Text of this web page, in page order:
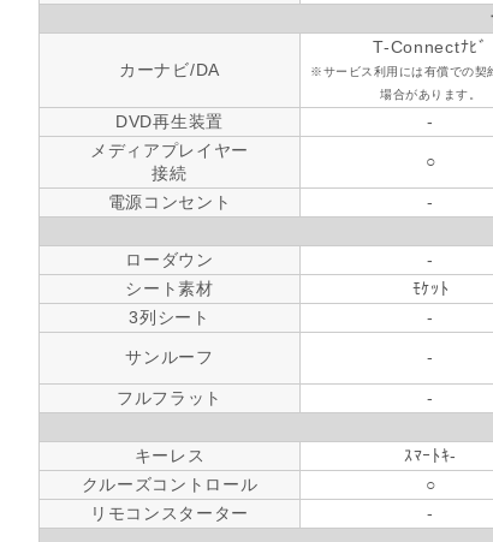
カーナビ/DA
T-Connectﾅﾋﾞ
※サービス利用には有償での契
場合があります。
DVD再生装置 -
メディアプレイヤー
接続
○
電源コンセント
-
ローダウン
-
シート素材
ﾓｹｯﾄ
3列シート
-
サンルーフ -
フルフラット -
キーレス
ｽﾏｰﾄｷ-
クルーズコントロール
○
リモコンスターター
-